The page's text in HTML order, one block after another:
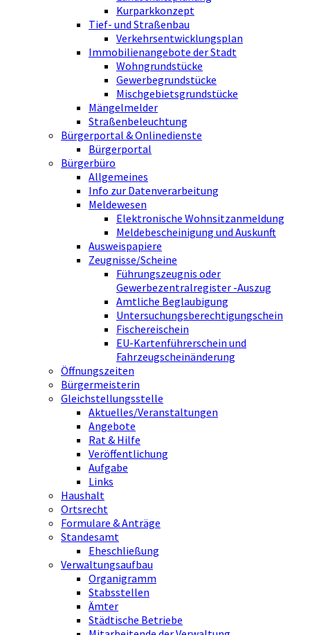
Kurparkkonzept
Tief- und Straßenbau
Verkehrsentwicklungsplan
Immobilienangebote der Stadt
Wohngrundstücke
Gewerbegrundstücke
Mischgebietsgrundstücke
Mängelmelder
Straßenbeleuchtung
Bürgerportal & Onlinedienste
Bürgerportal
Bürgerbüro
Allgemeines
Info zur Datenverarbeitung
Meldewesen
Elektronische Wohnsitzanmeldung
Meldebescheinigung und Auskunft
Ausweispapiere
Zeugnisse/Scheine
Führungszeugnis oder
Gewerbezentralregister -Auszug
Amtliche Beglaubigung
Untersuchungsberechtigungschein
Fischereischein
EU-Kartenführerschein und
Fahrzeugscheinänderung
Öffnungszeiten
Bürgermeisterin
Gleichstellungsstelle
Aktuelles/Veranstaltungen
Angebote
Rat & Hilfe
Veröffentlichung
Aufgabe
Links
Haushalt
Ortsrecht
Formulare & Anträge
Standesamt
Eheschließung
Verwaltungsaufbau
Organigramm
Stabsstellen
Ämter
Städtische Betriebe